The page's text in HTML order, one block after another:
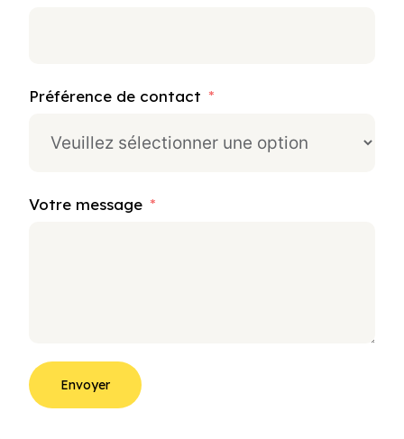
Préférence de contact
Votre message
Envoyer